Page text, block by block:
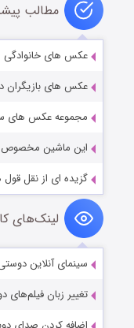
مطالب
عکس های خانوادگی
عکس های بازیگران
مجموعه عکس های
این ماشین مخصوص
گزیده ای از نقل قول
لینک‌های
سینمای آنلاین
تغییر زبان فیلم‌های